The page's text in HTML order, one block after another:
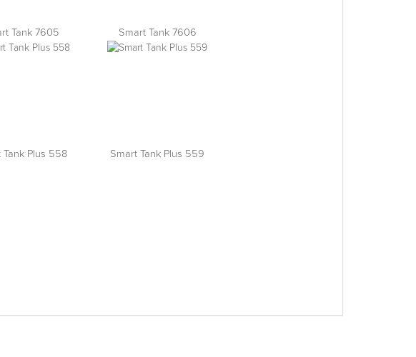
Tank 7605 Smart Tank 7606
Tank Plus 558 Smart Tank Plus 559